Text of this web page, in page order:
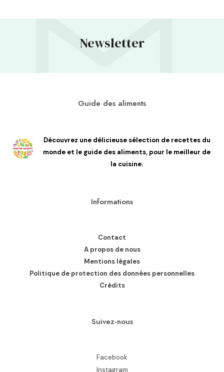
Newsletter
Guide des aliments
Découvrez une délicieuse sélection de recettes du
monde et le guide des aliments, pour le meilleur de
la cuisine.
Informations
Contact
A propos de nous
Mentions légales
Politique de protection des données personnelles
Crédits
Suivez-nous
Facebook
Instagram